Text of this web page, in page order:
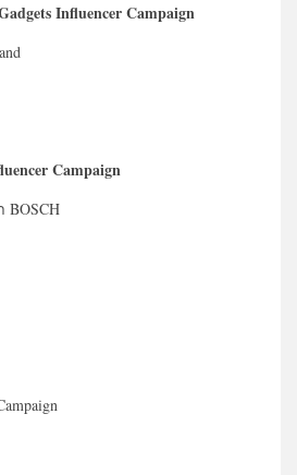
Influencer Campaign
Campaign
BOSCH